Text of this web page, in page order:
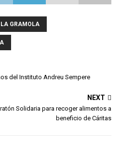
LA GRAMOLA
del Instituto Andreu Sempere
NEXT
Solidaria para recoger alimentos a
beneficio de Cáritas